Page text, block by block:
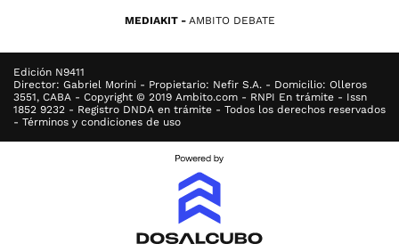
MEDIAKIT AMBITO DEBATE
Edición N9411
Director: Gabriel Morini - Propietario: Nefir S.A. - Domicilio: Olleros
3551, CABA - Copyright © 2019 Ambito.com - RNPI En trámite - Issn
1852 9232 - Registro DNDA en trámite - Todos los derechos reservados
- Términos y condiciones de uso